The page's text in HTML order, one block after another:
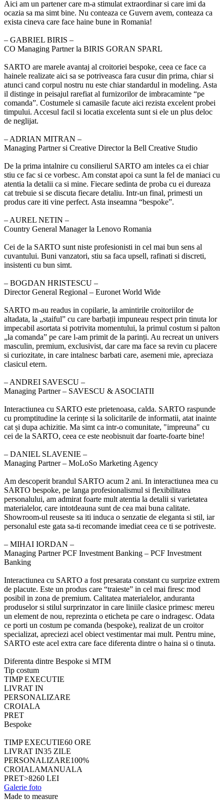
Aici am un partener care m-a stimulat extraordinar si care imi da
ocazia sa ma simt bine. Nu conteaza ce Guvern avem, conteaza ca
exista cineva care face haine bune in Romania!
‒ GABRIEL BIRIS –
CO Managing Partner la BIRIS GORAN SPARL
SARTO are marele avantaj al croitoriei bespoke, ceea ce face ca
hainele realizate aici sa se potriveasca fara cusur din prima, chiar si
atunci cand corpul nostru nu este chiar standardul in modeling. Asta
il distinge in peisajul rarefiat al furnizorilor de imbracaminte “pe
comanda”. Costumele si camasile facute aici rezista excelent probei
timpului. Accesul facil si locatia excelenta sunt si ele un plus deloc
de neglijat.
‒ ADRIAN MITRAN –
Managing Partner si Creative Director la Bell Creative Studio
De la prima intalnire cu consilierul SARTO am inteles ca ei chiar
stiu ce fac si ce vorbesc. Am constat apoi ca sunt la fel de maniaci cu
atentia la detalii ca si mine. Fiecare sedinta de proba cu ei dureaza
cat trebuie si se discuta fiecare detaliu. Intr-un final, primesti un
produs care iti vine perfect. Asta inseamna “bespoke”.
‒ AUREL NETIN –
Country General Manager la Lenovo Romania
Cei de la SARTO sunt niste profesionisti in cel mai bun sens al
cuvantului. Buni vanzatori, stiu sa faca upsell, rafinati si discreti,
insistenti cu bun simt.
‒ BOGDAN HRISTESCU –
Director General Regional – Euronet World Wide
SARTO m-au readus in copilarie, la amintirile croitoriilor de
altadata, la „staiful” cu care barbații impuneau respect prin tinuta lor
impecabil asortata si potrivita momentului, la primul costum si palton
„la comanda” pe care l-am primit de la parinți. Au recreat un univers
masculin, premium, exclusivist, dar care ma face sa revin cu placere
si curiozitate, in care intalnesc barbati care, asemeni mie, apreciaza
clasicul etern.
‒ ANDREI SAVESCU –
Managing Partner – SAVESCU & ASOCIATII
Interactiunea cu SARTO este prietenoasa, calda. SARTO raspunde
cu promptitudine la cerințe si la solicitarile de informatii, atat inainte
cat și dupa achizitie. Ma simt ca intr-o comunitate, "impreuna" cu
cei de la SARTO, ceea ce este neobisnuit dar foarte-foarte bine!
‒ DANIEL SLAVENIE –
Managing Partner – MoLoSo Marketing Agency
Am descoperit brandul SARTO acum 2 ani. In interactiunea mea cu
SARTO bespoke, pe langa profesionalismul si flexibilitatea
personalului, am admirat foarte mult atentia la detalii si varietatea
materialelor, care intotdeauna sunt de cea mai buna calitate.
Showroom-ul reuseste sa iti induca o senzatie de eleganta si stil, iar
personalul este gata sa-ti recomande imediat ceea ce ti se potriveste.
‒ MIHAI IORDAN –
Managing Partner PCF Investment Banking – PCF Investment
Banking
Interactiunea cu SARTO a fost presarata constant cu surprize extrem
de placute. Este un produs care “traieste” in cel mai firesc mod
posibil in zona de premium. Calitatea materialelor, anduranta
produselor si stilul surprinzator in care liniile clasice primesc mereu
un element de nou, reprezinta o eticheta pe care o indragesc. Odata
ce porti un costum pe comanda (bespoke), realizat de un croitor
specializat, apreciezi acel obiect vestimentar mai mult. Pentru mine,
SARTO este acel extra care face diferenta dintre o haina si o tinuta.
Diferenta dintre Bespoke si MTM
Tip costum
TIMP EXECUTIE
LIVRAT IN
PERSONALIZARE
CROIALA
PRET
Bespoke
TIMP EXECUTIE60 ORE
LIVRAT IN35 ZILE
PERSONALIZARE100%
CROIALAMANUALA
PRET>8260 LEI
Galerie foto
Made to measure